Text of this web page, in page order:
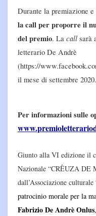
Durante la premiazione
la call per proporre il
del premio. La call sarà
letterario De Andrè
(https://
il mese di settembre 2020.
Per informazioni sulle
Giunto alla VI edizione il
Nazionale “CRÊUZA DE
dall’Associazione culturale
patrocinio morale per la
Fabrizio De Andrè Onlus